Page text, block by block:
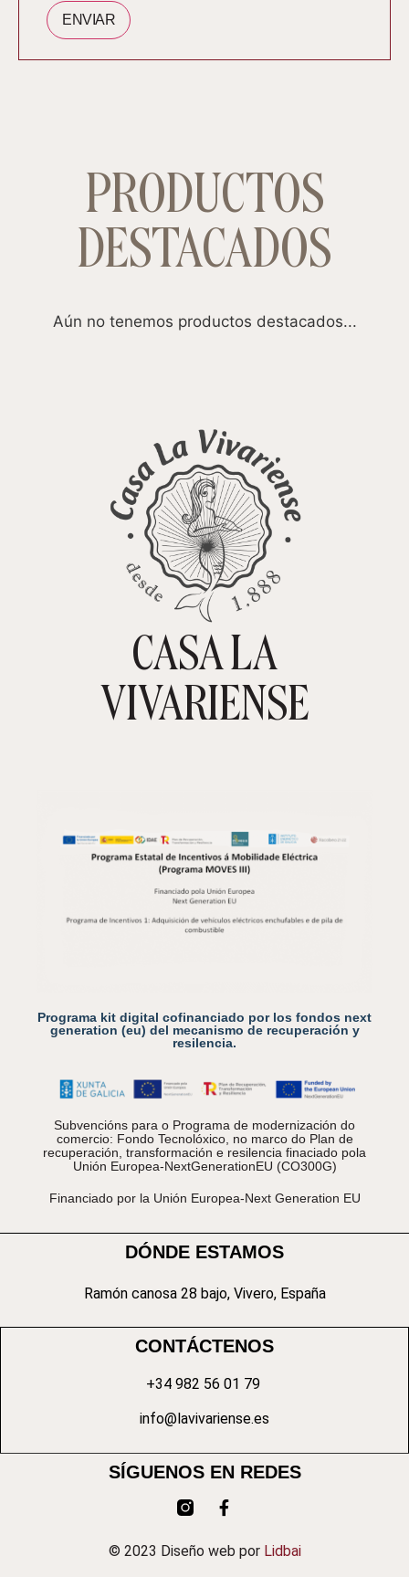
PRODUCTOS
DESTACADOS
Aún no tenemos productos destacados...
TIENDA ONLINECASA LA
VIVARIENSE
Programa kit digital cofinanciado por los fondos next
generation (eu) del mecanismo de recuperación y
resilencia.
Subvencións para o Programa de modernización do
comercio: Fondo Tecnolóxico, no marco do Plan de
recuperación, transformación e resilencia finaciado pola
Unión Europea-NextGenerationEU (CO300G)
Financiado por la Unión Europea-Next Generation EU
DÓNDE ESTAMOS
Ramón canosa 28 bajo, Vivero, España
CONTÁCTENOS
+34 982 56 01 79
info@lavivariense.es
SÍGUENOS EN REDES
© 2023 Diseño web por Lidbai